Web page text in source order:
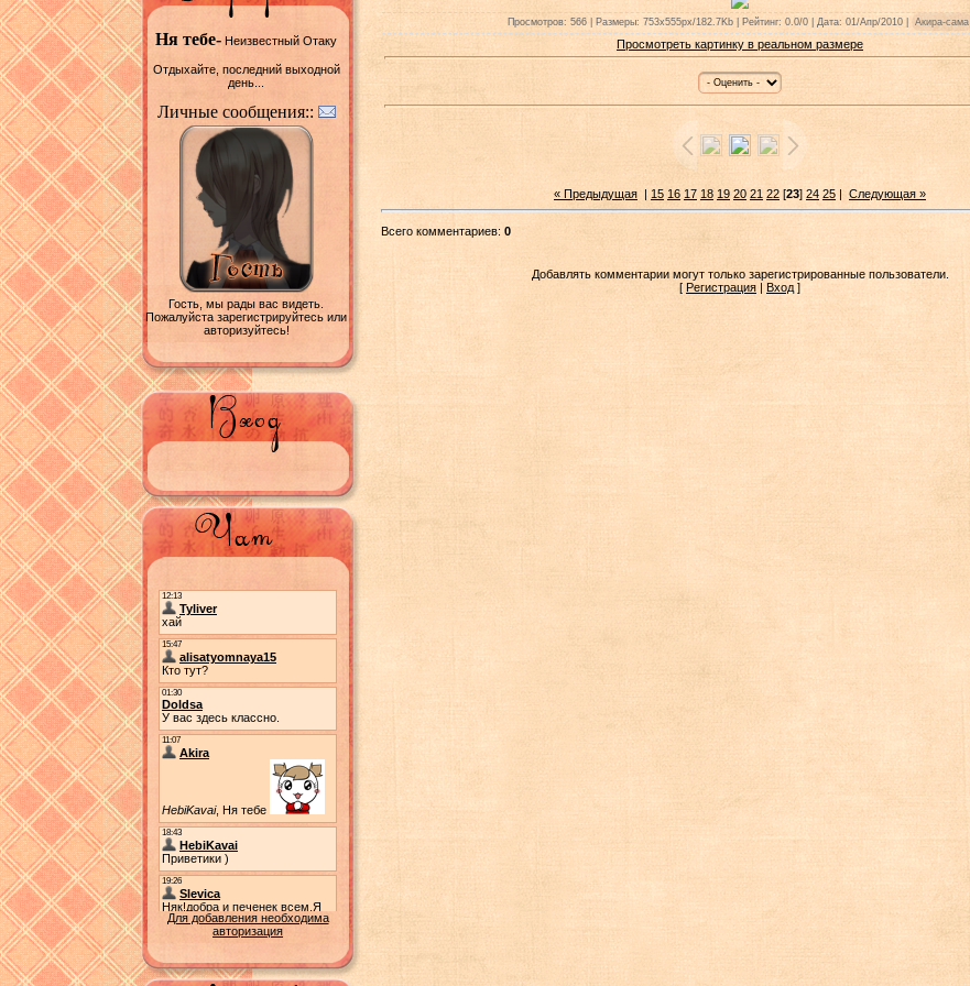
Ня тебе- Неизвестный Отаку
Отдыхайте, последний выходной
день...
Личные сообщения::
Гость, мы рады вас видеть.
Пожалуйста зарегистрируйтесь или
авторизуйтесь!
Для добавления необходима
авторизация
Просмотров: 566 | Размеры: 753x555px/182.7Kb | Рейтинг: 0.0/0 | Дата: 01/Апр/2010 | Акира-сама
Просмотреть картинку в реальном размере
« Предыдущая | 15 16 17 18 19 20 21 22 [23] 24 25 | Следующая »
Всего комментариев: 0
Добавлять комментарии могут только зарегистрированные пользователи.
[ Регистрация Вход ]